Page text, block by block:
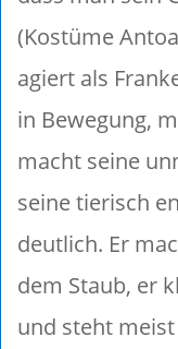
(Kostüme
agiert als
in Bewegung,
macht seine
seine tierisch
deutlich. Er
dem Staub, er
und steht